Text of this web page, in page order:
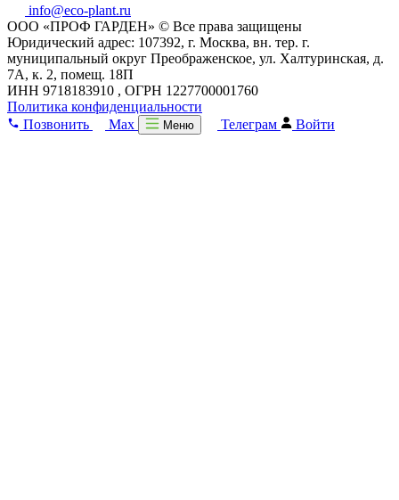
info@eco-plant.ru
ООО «ПРОФ ГАРДЕН» © Все права защищены
Юридический адрес: 107392, г. Москва, вн. тер. г.
муниципальный округ Преображенское, ул. Халтуринская, д.
7А, к. 2, помещ. 18П
ИНН 9718183910 , ОГРН 1227700001760
Политика конфиденциальности
Позвонить
Max Меню Телеграм Войти